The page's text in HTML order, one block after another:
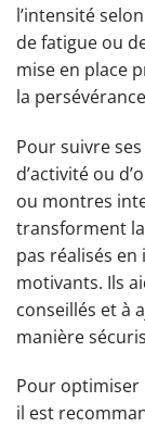
l’intensité
de fatigue ou
mise en place
la
Pour suivre
d’activité ou
ou montres
transforment
pas réalisés
motivants. Ils
conseillés et à
manière
Pour optimiser
il est